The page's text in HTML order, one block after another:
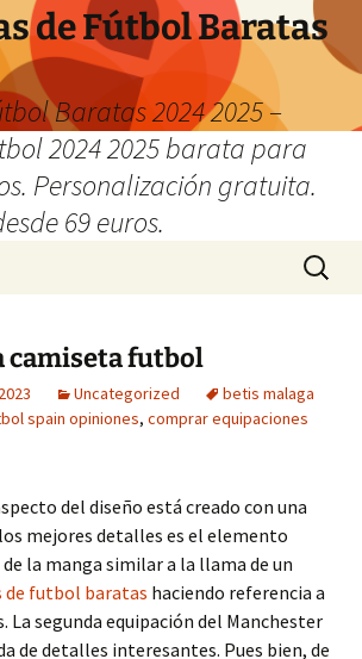
de Fútbol Baratas
Baratas 2024 2025 –
2024 2025 barata para
Personalización gratuita.
69 euros.
Buscar:
camiseta futbol
Uncategorized
betis malaga
spain opiniones, comprar equipaciones
del diseño está creado con una
mejores detalles es el elemento
la manga similar a la llama de un
de futbol baratas haciendo referencia a
La segunda equipación del Manchester
de detalles interesantes. Pues bien, de